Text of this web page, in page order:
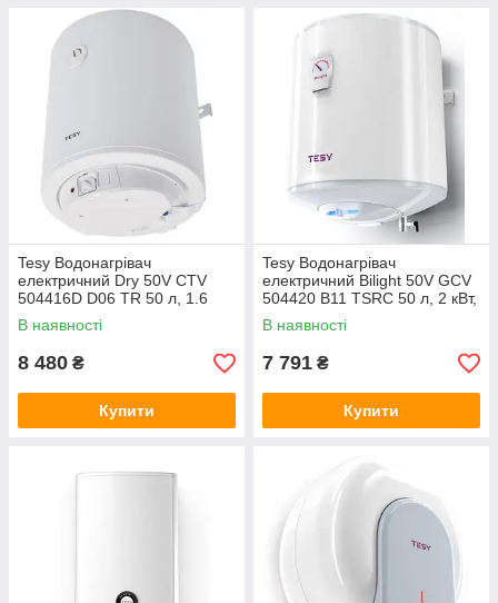
Tesy Водонагрівач
електричний Dry 50V CTV
504416D D06 TR 50 л, 1.6
кВт, сухий тен, круглий, мех.
керування, Болгарія, C
В наявності
8 480 ₴
Купити
Tesy Водонагрівач
електричний Bilight 50V GCV
504420 B11 TSRC 50 л, 2 кВт,
круглий
В наявності
7 791 ₴
Купити